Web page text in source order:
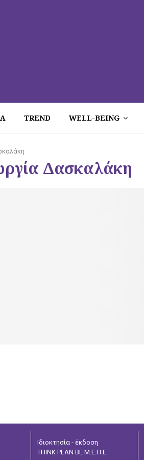
TREND WELL-BEING
Δασκαλάκη
Ιδιοκτησία - έκδοση
THINK PLAN BE Μ.Ε.Π.Ε.